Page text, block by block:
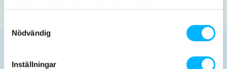
Nödvändig
Inställningar